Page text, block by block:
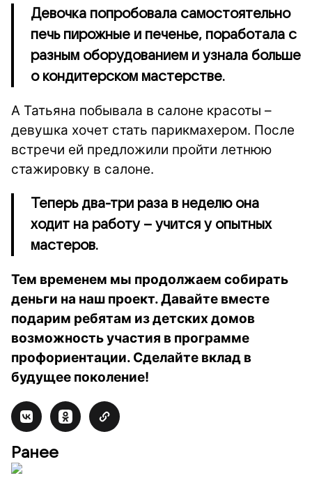
Девочка попробовала самостоятельно
печь пирожные и печенье, поработала с
разным оборудованием и узнала больше
о кондитерском мастерстве.
А Татьяна побывала в салоне красоты –
девушка хочет стать парикмахером. После
встречи ей предложили пройти летнюю
стажировку в салоне.
Теперь два-три раза в неделю она
ходит на работу – учится у опытных
мастеров.
Тем временем мы продолжаем собирать
деньги на наш проект. Давайте вместе
подарим ребятам из детских домов
возможность участия в программе
профориентации. Сделайте вклад в
будущее поколение!
Ранее